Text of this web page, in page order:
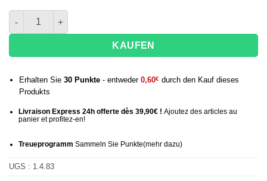
Menge der Vase Brodator 320 mini
KAUFEN
Erhalten Sie 30Punkte- entweder 0,60€ durch den Kauf dieses
Produkts
Livraison Express 24h offerte dès 39,90€ ! Ajoutez des articles au
panier et profitez-en!
Treueprogramm Sammeln Sie Punkte(mehrdazu)
UGS : 1.4.83